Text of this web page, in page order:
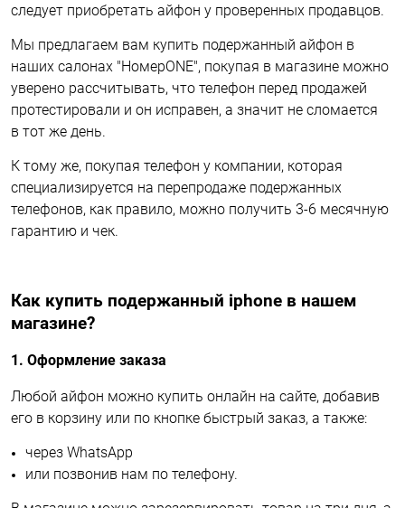
следует приобретать айфон у проверенных продавцов.
Мы предлагаем вам купить подержанный айфон в
наших салонах "НомерONE", покупая в магазине можно
уверено рассчитывать, что телефон перед продажей
протестировали и он исправен, а значит не сломается
в тот же день.
К тому же, покупая телефон у компании, которая
специализируется на перепродаже подержанных
телефонов, как правило, можно получить 3-6 месячную
гарантию и чек.
Как купить подержанный iphone в нашем
магазине?
1. Оформление заказа
Любой айфон можно купить онлайн на сайте, добавив
его в корзину или по кнопке быстрый заказ, а также:
через WhatsApp
или позвонив нам по телефону.